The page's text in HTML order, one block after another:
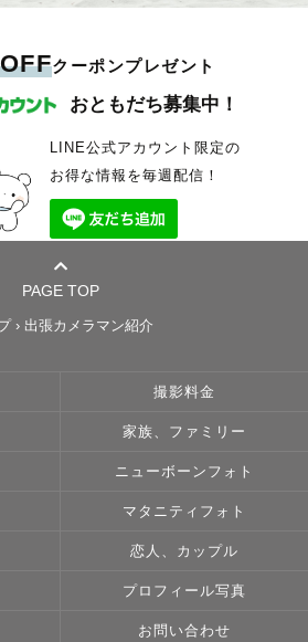
い⌟
せください𓂃𓈒𓏸
ど大丈夫かな？ ⌟
ていない.. ⌟
ポージングをご提案させていただきます☺️
るように一緒にイメージを考えたいです:))
ら 、みなさんの自然な姿を撮影させていただ
カップル・フレンド・マタニティ・ファミリ
な子もお子さんのペースに合わせて楽しみな
んご用意しています !!
、ドライフラワーなど 🌼 ˊ˗
クーポンプレゼント
おともだち募集中！
LINE公式アカウント限定の
お得な情報を毎週配信！
PAGE TOP
› 出張カメラマン紹介
撮影料金
家族、ファミリー
ニューボーンフォト
マタニティフォト
恋人、カップル
プロフィール写真
お問い合わせ